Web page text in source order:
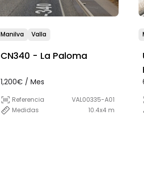
Manilva Valla
CN340 - La Paloma
1,200€ / Mes
Referencia
VAL00335-A01
Medidas
10.4x4 m